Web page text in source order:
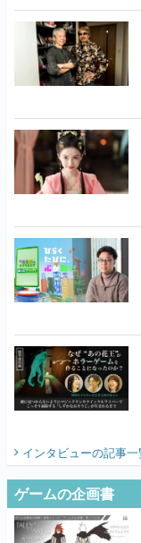
インタビューの記事一
ゲームの企画書